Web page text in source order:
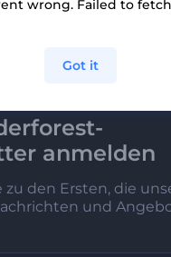
anmelden
zu den Ersten, die
und
wrong. Failed to fetch
Got it